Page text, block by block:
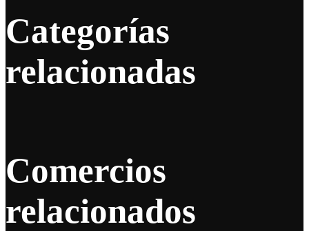
Categorías
relacionadas
Comercios
relacionados